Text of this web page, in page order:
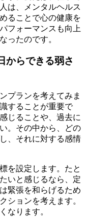
は、メンタルヘルス
ることで心の健康を
フォーマンスも向上
ったのです。
からできる弱さ
プランを考えてみま
することが重要で
じることや、過去に
。その中から、どの
、それに対する感情
を設定します。たと
いと感じるなら、定
緊張を和らげるため
ションを考えます。
なります。